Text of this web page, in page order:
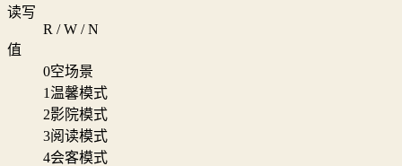
读写
R / W / N
值
0空场景
1温馨模式
2影院模式
3阅读模式
4会客模式